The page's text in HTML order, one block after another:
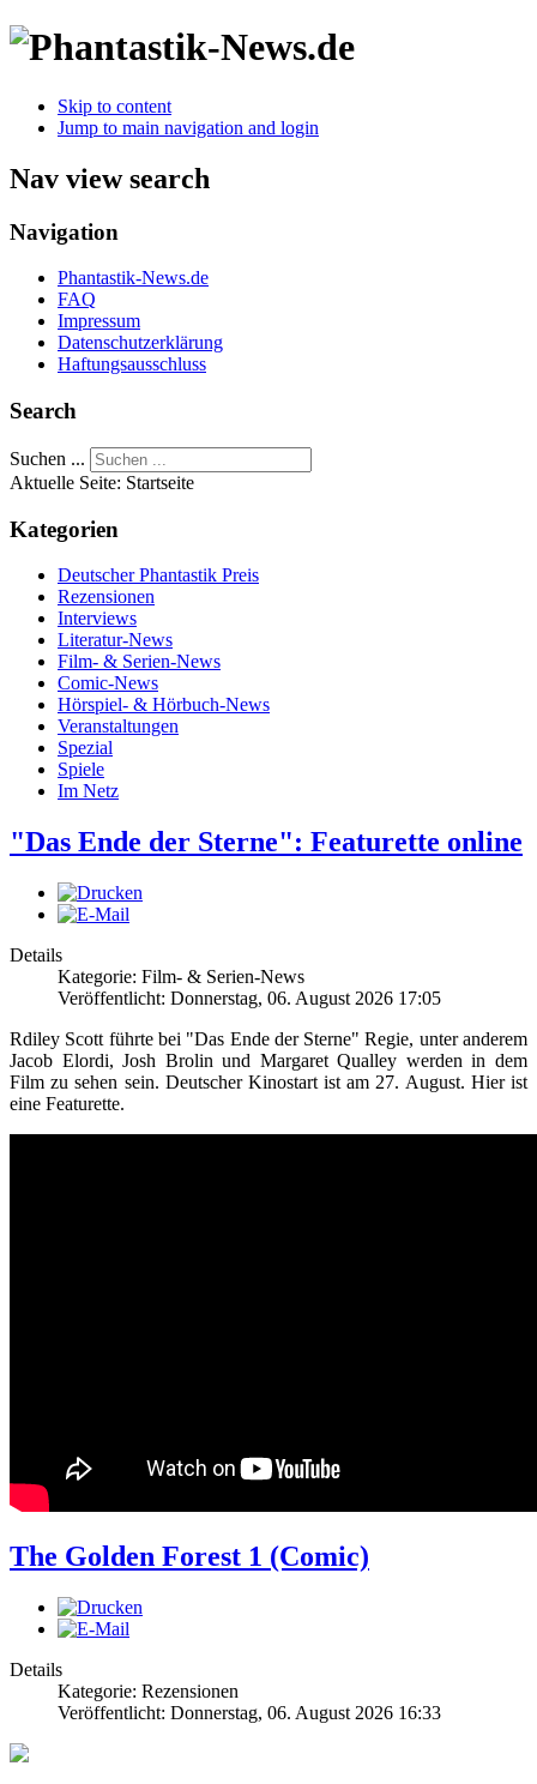
Skip to content
Jump to main navigation and login
Nav view search
Navigation
Phantastik-News.de
FAQ
Impressum
Datenschutzerklärung
Haftungsausschluss
Search
Suchen ...
Aktuelle Seite: Startseite
Kategorien
Deutscher Phantastik Preis
Rezensionen
Interviews
Literatur-News
Film- & Serien-News
Comic-News
Hörspiel- & Hörbuch-News
Veranstaltungen
Spezial
Spiele
Im Netz
"Das Ende der Sterne": Featurette online
Details
Kategorie: Film- & Serien-News
Veröffentlicht: Donnerstag, 06. August 2026 17:05
Rdiley Scott führte bei "Das Ende der Sterne" Regie, unter anderem
Jacob Elordi, Josh Brolin und Margaret Qualley werden in dem
Film zu sehen sein. Deutscher Kinostart ist am 27. August. Hier ist
eine Featurette.
The Golden Forest 1 (Comic)
Details
Kategorie: Rezensionen
Veröffentlicht: Donnerstag, 06. August 2026 16:33